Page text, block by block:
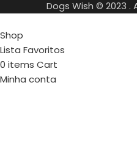
Dogs Wish © 2023 .
Shop
Lista Favoritos
0 items Cart
Minha conta